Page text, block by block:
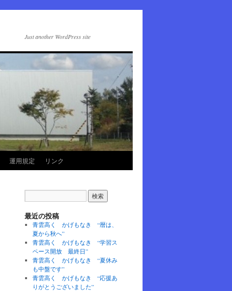
Just another WordPress site
運用規定 リンク
最近の投稿
青雲高く かげもなき “暦は、
夏から秋へ”
青雲高く かげもなき “学習ス
ペース開放 最終日”
青雲高く かげもなき “夏休み
も中盤です”
青雲高く かげもなき “応援あ
りがとうございました”